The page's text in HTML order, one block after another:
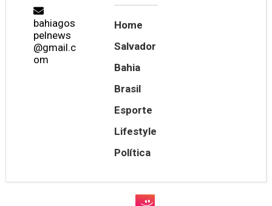
bahiagos
pelnews
@gmail.c
om
Home
Salvador
Bahia
Brasil
Esporte
Lifestyle
Política